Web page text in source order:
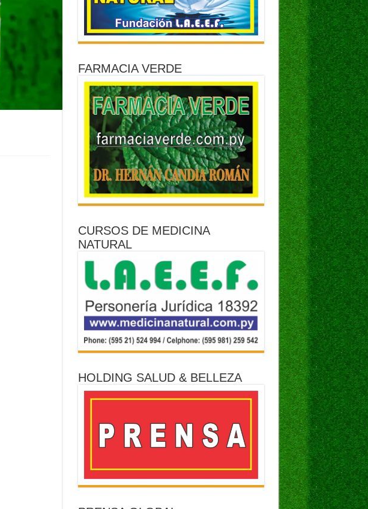
FARMACIA VERDE
CURSOS DE MEDICINA
NATURAL
HOLDING SALUD & BELLEZA